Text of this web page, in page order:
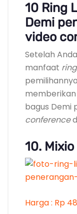
10 Ring
Demi
video
Setelah
manfaat
bagus Demi
conference
10.
Harga : Rp